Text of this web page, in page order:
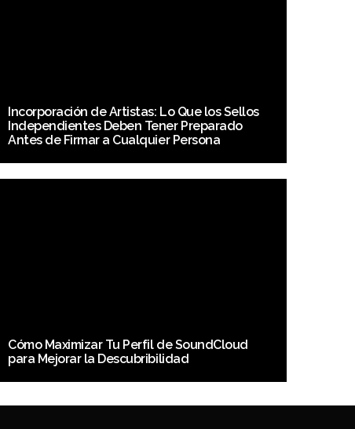
Incorporación de Artistas: Lo Que los Sellos
Independientes Deben Tener Preparado
Antes de Firmar a Cualquier Persona
Cómo Maximizar Tu Perfil de SoundCloud
para Mejorar la Descubribilidad